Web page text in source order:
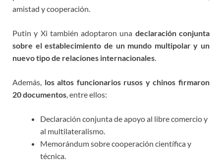
amistad y cooperación.
Putin y Xi también adoptaron una declaración conjunta
sobre el establecimiento de un mundo multipolar y un
nuevo tipo de relaciones internacionales
Además, los altos funcionarios rusos y chinos firmaron
20 documentos , entre ellos:
Declaración conjunta de apoyo al libre comercio y
al multilateralismo.
Memorándum sobre cooperación científica y
técnica.